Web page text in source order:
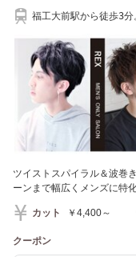
福工大前駅から徒歩3分
ツイストスパイラル＆波巻
ーンまで幅広くメンズに特
カット ￥4,400～
クーポン